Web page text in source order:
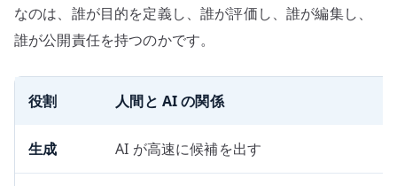
なのは、誰が目的を定義し、誰が評価し、誰が編集し、
誰が公開責任を持つのかです。
役割 人間と AI の関係
生成 AI が高速に候補を出す